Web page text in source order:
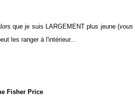
que je suis LARGEMENT plus jeune (vous
les ranger à l'intérieur...
Fisher Price